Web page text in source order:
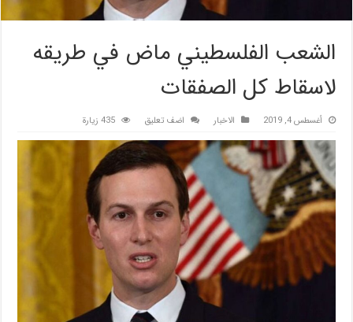
الشعب الفلسطيني ماض في طريقه
لاسقاط كل الصفقات
أغسطس 4, 2019 الاخبار اضف تعليق 435 زيارة